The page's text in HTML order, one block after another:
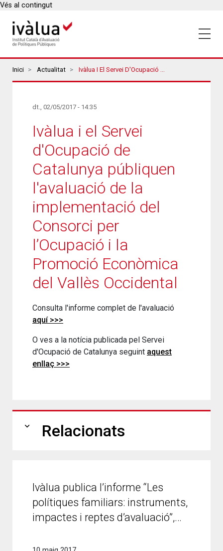
Vés al contingut
Breadcrumbs
Inici Actualitat Ivàlua I El Servei D'Ocupació De Catalunya Públiquen L'avaluació De La Implementació Del Consorci Per L’Ocupació I La Promoció Econòmica Del Vallès Occidental
dt., 02/05/2017 - 14:35
Ivàlua i el Servei
d'Ocupació de
Catalunya públiquen
l'avaluació de la
implementació del
Consorci per
l’Ocupació i la
Promoció Econòmica
del Vallès Occidental
Consulta l'informe complet de l'avaluació
aquí >>>
O ves a la notícia publicada pel Servei
d'Ocupació de Catalunya seguint aquest
enllaç >>>
expand_more Relacionats
Ivàlua publica l’informe “Les
polítiques familiars: instruments,
impactes i reptes d’avaluació”,…